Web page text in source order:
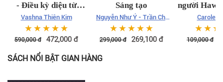
- Điều kỳ diệu từ
Himalaya - Bìa cứng
Vashna Thiên Kim
☆☆☆☆☆
590,000đ 472,000 đ
Sáng tạo
Nguyễn Như Ý - Trần Chí
Đạt - Võ Thế Quân - Vũ
Thùy Dương
☆☆☆☆☆
299,000đ 269,100 đ
người
nhân,
Carole
☆☆☆
109,000đ
SÁCH NỔI BẬT GIAN HÀNG